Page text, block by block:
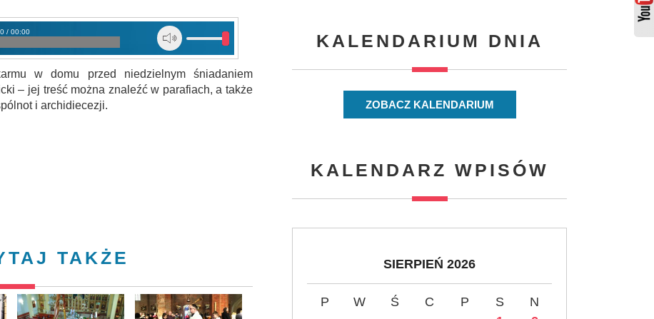
/ 00:00
w domu przed niedzielnym śniadaniem
– jej treść można znaleźć w parafiach, a także
i archidiecezji.
TAKŻE
KALENDARIUM DNIA
ZOBACZ KALENDARIUM
KALENDARZ WPISÓW
SIERPIEŃ 2026
P W Ś C P S
N